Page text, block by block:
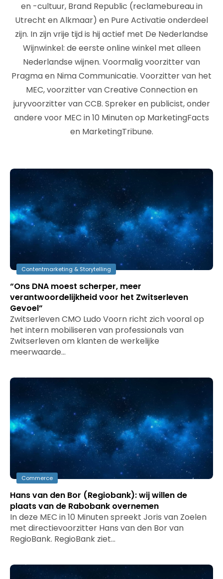
en -cultuur, Brand Republic (reclamebureau in
Utrecht en Alkmaar) en Pure Activatie onderdeel
zijn. In zijn vrije tijd is hij actief met De Nederlandse
Wijnwinkel: de eerste online winkel met alleen
Nederlandse wijnen. Voormalig voorzitter van
Pragma en Nima Communicatie. Voorzitter van het
MEC, voorzitter van Creative Connection en
juryvoorzitter van CCB. Spreker en publicist, onder
andere voor MEC in 10 Minuten op MarketingFacts
en MarketingTribune.
Contentmarketing & Storytelling
“Ons DNA moest scherper, meer
verantwoordelijkheid voor het Zwitserleven
Gevoel”
Zwitserleven CMO Ludo Voorn richt zich vooral op
het intern mobiliseren van professionals van
Zwitserleven om klanten de werkelijke
meerwaarde…
Commerce
Hans van den Bor (Regiobank): wij willen de
plaats van de Rabobank overnemen
In deze MEC in 10 Minuten spreekt Joris van Zoelen
met directievoorzitter Hans van den Bor van
RegioBank. RegioBank ziet…